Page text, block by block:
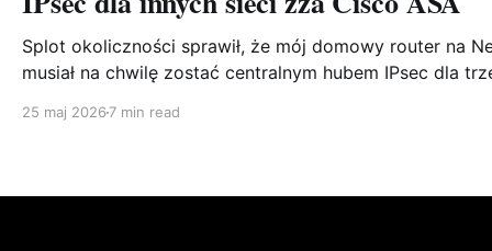
Splot okoliczności sprawił, że mój domowy router na
musiał na chwilę zostać centralnym hubem IPsec dla
wysłużonego racoona, za to ze strongSwanem.
25 maj 2026 7 min read